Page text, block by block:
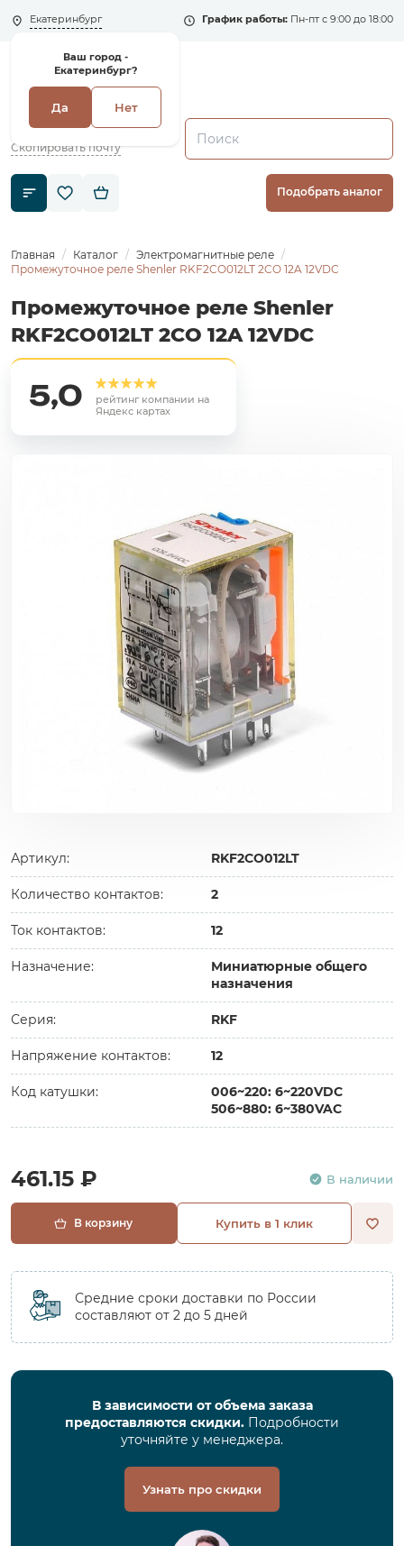
Екатеринбург
Ваш город -
Екатеринбург?
Да Нет
График работы: Пн-пт с 9:00 до 18:00
Скопировать почту
Подобрать аналог
Главная Каталог
Электромагнитные реле
Промежуточное реле Shenler RKF2CO012LT 2CO 12A 12VDC
Промежуточное реле Shenler
RKF2CO012LT 2CO 12A 12VDC
5,0
рейтинг компании на
Яндекс картах
Артикул: RKF2CO012LT
Количество контактов: 2
Ток контактов: 12
Назначение:
Миниатюрные общего
назначения
Серия: RKF
Напряжение контактов: 12
Код катушки:
006~220: 6~220VDC
506~880: 6~380VAC
461.15 ₽ В наличии
В корзину Купить в 1 клик
Средние сроки доставки по России
составляют от 2 до 5 дней
В зависимости от объема заказа
предоставляются скидки. Подробности
уточняйте у менеджера.
Узнать про скидки